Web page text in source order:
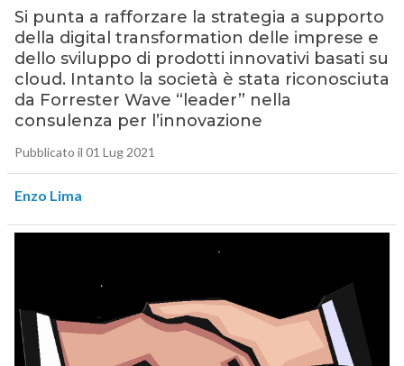
Si punta a rafforzare la strategia a supporto
della digital transformation delle imprese e
dello sviluppo di prodotti innovativi basati su
cloud. Intanto la società è stata riconosciuta
da Forrester Wave “leader” nella
consulenza per l’innovazione
Pubblicato il 01 Lug 2021
Enzo Lima